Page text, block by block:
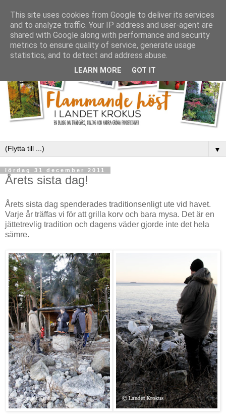
▼
lördag 31 december 2011
Årets sista dag!
Årets sista dag spenderades traditionsenligt ute vid havet.
Varje år träffas vi för att grilla korv och bara mysa. Det är en
jättetrevlig tradition och dagens väder gjorde inte det hela
sämre.
This site uses cookies from Google to deliver its services
and to analyze traffic. Your IP address and user-agent are
shared with Google along with performance and security
metrics to ensure quality of service, generate usage
statistics, and to detect and address abuse.
LEARN MORE GOT IT